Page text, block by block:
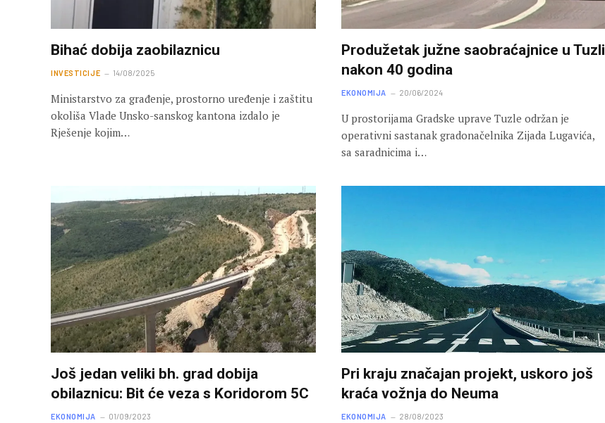
Bihać dobija zaobilaznicu
INVESTICIJE 14/08/2025
Ministarstvo za građenje, prostorno uređenje i zaštitu
okoliša Vlade Unsko-sanskog kantona izdalo je
Rješenje kojim…
Produžetak južne saobraćajnice u Tuzli
nakon 40 godina
EKONOMIJA 20/06/2024
U prostorijama Gradske uprave Tuzle održan je
operativni sastanak gradonačelnika Zijada Lugavića,
sa saradnicima i…
Još jedan veliki bh. grad dobija
obilaznicu: Bit će veza s Koridorom 5C
EKONOMIJA 01/09/2023
Pri kraju značajan projekt, uskoro još
kraća vožnja do Neuma
EKONOMIJA 28/08/2023